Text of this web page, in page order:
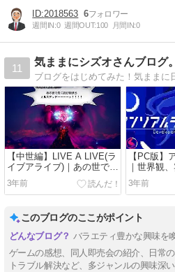
2018563 6
週間IN:0 週間OUT:100 月間IN:0
11
気ままにシズオさんブログ。
ブログをはじめてみた！気ままに
【中世編】LIVE A LIVE(ラ
イブアライブ)｜あの世で俺
にわび続けろオルステッド
ーーーーッ！！！！ 感想
3年前
【PC版】
｜世界観
2Dゲーム
想・攻略メ
3年前
このブログのここがポイント
バラエティ豊かな興味を
ゲームの感想、同人即売会の紹介、日常
トラブル解決など、多ジャンルの興味深